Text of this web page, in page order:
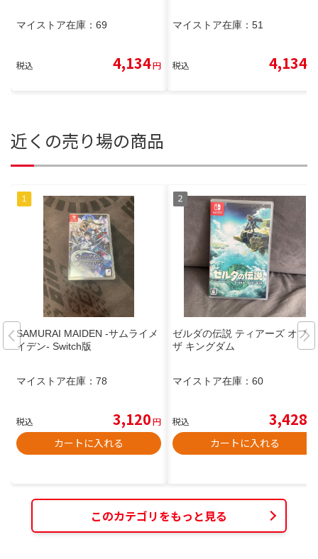
マイストア在庫： 69
税込 4,134円
マイストア在庫： 51
税込 4,134
近くの売り場の商品
SAMURAI MAIDEN -サムライメ
イデン- Switch版
マイストア在庫： 78
税込 3,120円
カートに入れる
ゼルダの伝説 ティアーズ オブ
ザ キングダム
マイストア在庫： 60
税込 3,428
カートに入れる
このカテゴリをもっと見る